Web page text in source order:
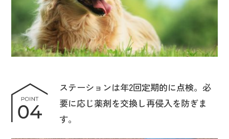
ステーションは年2回定期的に点検。必
要に応じ薬剤を交換し再侵入を防ぎま
す。